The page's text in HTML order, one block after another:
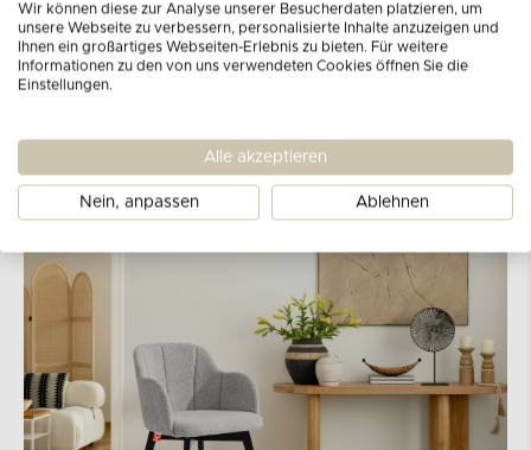
(2 cm), bietet aber dennoch eine perfekte
Unterstützung für die Wirbelsäule, sodass Sie
auch über Stunden hinweg eine bequeme
Wir können diese zur Analyse unserer Besucherdaten platzieren, um
unsere Webseite zu verbessern, personalisierte Inhalte anzuzeigen und
Ihnen ein großartiges Webseiten-Erlebnis zu bieten. Für weitere
Informationen zu den von uns verwendeten Cookies öffnen Sie die
Einstellungen.
Alle akzeptieren
Nein, anpassen Ablehnen